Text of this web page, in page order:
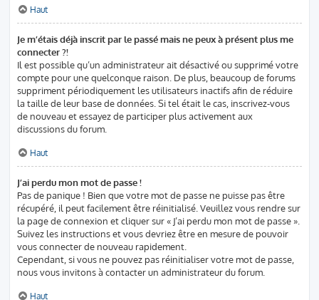
Haut
Je m’étais déjà inscrit par le passé mais ne peux à présent plus me
connecter ?!
Il est possible qu’un administrateur ait désactivé ou supprimé votre
compte pour une quelconque raison. De plus, beaucoup de forums
suppriment périodiquement les utilisateurs inactifs afin de réduire
la taille de leur base de données. Si tel était le cas, inscrivez-vous
de nouveau et essayez de participer plus activement aux
discussions du forum.
Haut
J’ai perdu mon mot de passe !
Pas de panique ! Bien que votre mot de passe ne puisse pas être
récupéré, il peut facilement être réinitialisé. Veuillez vous rendre sur
la page de connexion et cliquer sur « J’ai perdu mon mot de passe ».
Suivez les instructions et vous devriez être en mesure de pouvoir
vous connecter de nouveau rapidement.
Cependant, si vous ne pouvez pas réinitialiser votre mot de passe,
nous vous invitons à contacter un administrateur du forum.
Haut